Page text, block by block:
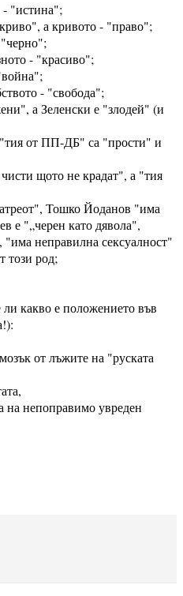
- "истина";
а кривото - "право";
- "красиво";
- "свобода";
а Зеленски е "злодей" (и
от ПП-ДБ" са "прости" и
щото не крадат", а "тия
Тошко Йоданов "има
е "„черен като дявола",
неправилна сексуалност"
този род;
какво е положението във
от лъжите на "руската
непоправимо увреден